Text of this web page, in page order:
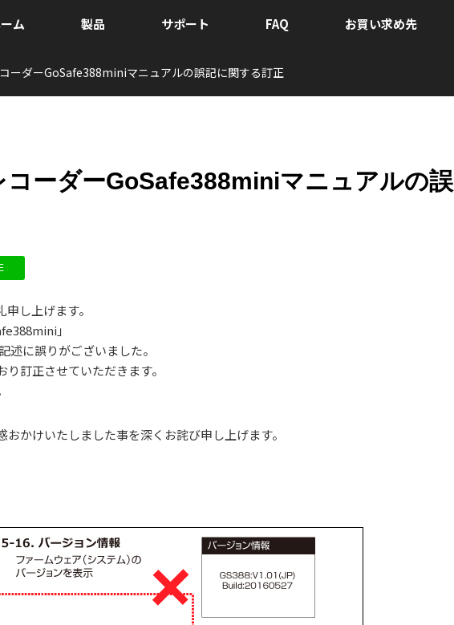
ム 製品 サポート FAQ お買い求め先
ーダーGoSafe388miniマニュアルの誤記に関する訂正
コーダーGoSafe388miniマニュアルの誤
し上げます。
」
述に誤りがございました。
訂正させていただきます。
かけいたしました事を深くお詫び申し上げます。